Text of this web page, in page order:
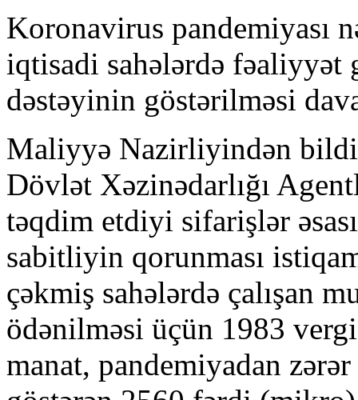
Koronavirus pandemiyası
iqtisadi sahələrdə fəaliyyət
dəstəyinin göstərilməsi
Maliyyə Nazirliyindən
Dövlət Xəzinədarlığı
təqdim etdiyi sifarişlər
sabitliyin qorunması
çəkmiş sahələrdə çalışan
ödənilməsi üçün 1983
manat, pandemiyadan